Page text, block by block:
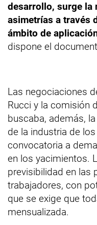
desarrollo, surge la
asimetrías a través
ámbito de
dispone el
Las negociaciones
Rucci y la comisión
buscaba, además,
de la industria de los
convocatoria a
en los yacimientos.
previsibilidad en las
trabajadores, con
que se exige que
mensualizada.